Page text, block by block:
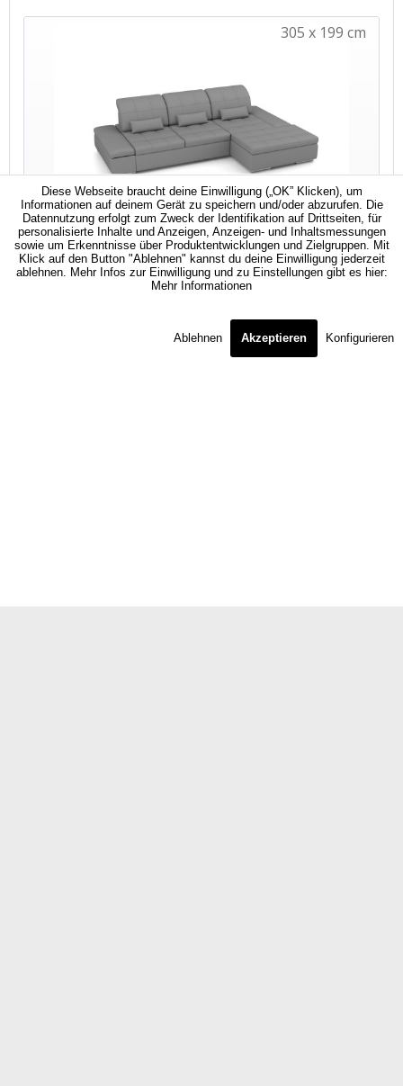
Diese Webseite braucht deine Einwilligung („OK” Klicken), um
Informationen auf deinem Gerät zu speichern und/oder abzurufen. Die
Datennutzung erfolgt zum Zweck der Identifikation auf Drittseiten, für
personalisierte Inhalte und Anzeigen, Anzeigen- und Inhaltsmessungen
sowie um Erkenntnisse über Produktentwicklungen und Zielgruppen. Mit
Klick auf den Button "Ablehnen" kannst du deine Einwilligung jederzeit
ablehnen. Mehr Infos zur Einwilligung und zu Einstellungen gibt es hier:
Mehr Informationen
Ablehnen Akzeptieren Konfigurieren